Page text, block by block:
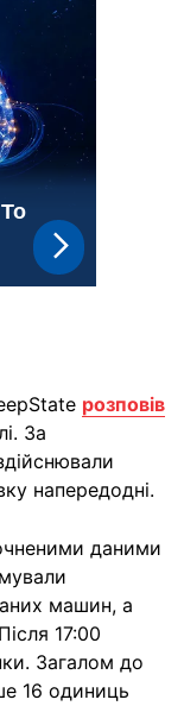
розповів
За
напередодні.
даними
машин, а
17:00
Загалом до
16 одиниць